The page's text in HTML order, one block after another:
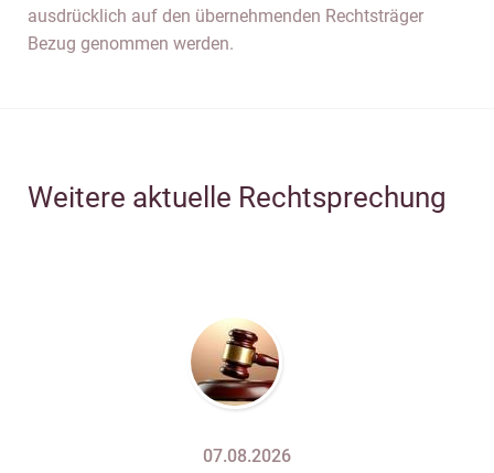
ausdrücklich auf den übernehmenden Rechtsträger
Bezug genommen werden.
Weitere aktuelle Rechtsprechung
07.08.2026